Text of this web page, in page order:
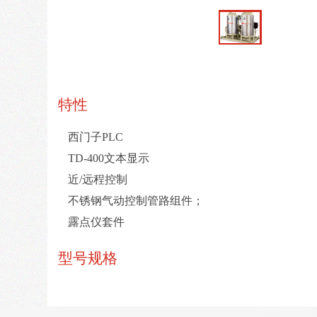
特性
西门子PLC
TD-400文本显示
近/远程控制
不锈钢气动控制管路组件；
露点仪套件
型号规格